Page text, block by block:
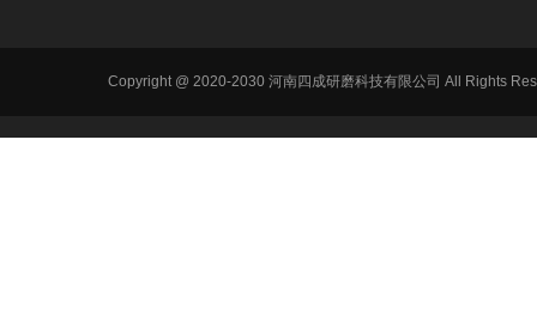
Copyright @ 2020-2030 河南四成研磨科技有限公司 All Rights